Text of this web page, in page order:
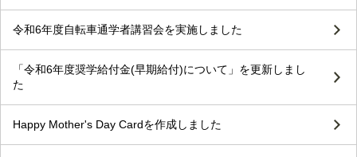
令和6年度自転車通学者講習会を実施しました
「令和6年度奨学給付金(早期給付)について」を更新しまし
た
Happy Mother's Day Cardを作成しました